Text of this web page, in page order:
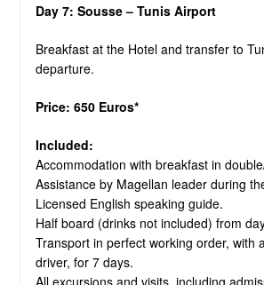
Day 7: Sousse – Tunis Airport
Breakfast at the Hotel and transfer to
departure.
Price: 650 Euros*
Included:
Accommodation with breakfast in
Assistance by Magellan leader during
Licensed English speaking guide.
Half board (drinks not included) from
Transport in perfect working order, with
driver, for 7 days.
All excursions and visits, including